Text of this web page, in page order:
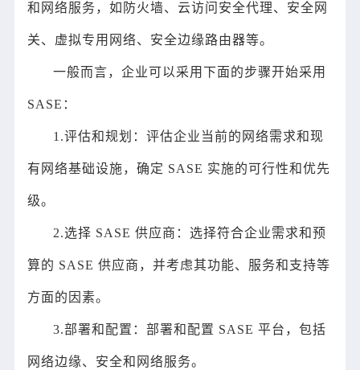
和网络服务，如防火墙、云访问安全代理、安全网
关、虚拟专用网络、安全边缘路由器等。
一般而言，企业可以采用下面的步骤开始采用
SASE：
1.评估和规划：评估企业当前的网络需求和现
有网络基础设施，确定 SASE 实施的可行性和优先
级。
2.选择 SASE 供应商：选择符合企业需求和预
算的 SASE 供应商，并考虑其功能、服务和支持等
方面的因素。
3.部署和配置：部署和配置 SASE 平台，包括
网络边缘、安全和网络服务。